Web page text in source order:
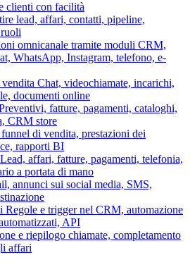
clienti con facilità
lead, affari, contatti, pipeline,
omnicanale tramite moduli CRM,
WhatsApp, Instagram, telefono, e-
Chat, videochiamate, incarichi,
documenti online
fatture, pagamenti, cataloghi,
CRM store
di vendita, prestazioni dei
rapporti BI
Lead, affari, fatture, pagamenti, telefonia,
a portata di mano
annunci sui social media, SMS,
Regole e trigger nel CRM, automazione
API
e riepilogo chiamate, completamento
affari